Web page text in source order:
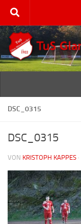
Zum Inhalt springen
DSC_0315
DSC_0315
VON KRISTOPH KAPPES ·